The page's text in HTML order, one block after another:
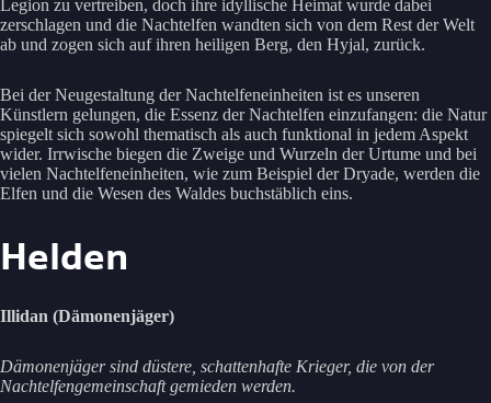
Legion zu vertreiben, doch ihre idyllische Heimat wurde dabei
zerschlagen und die Nachtelfen wandten sich von dem Rest der Welt
ab und zogen sich auf ihren heiligen Berg, den Hyjal, zurück.
Bei der Neugestaltung der Nachtelfeneinheiten ist es unseren
Künstlern gelungen, die Essenz der Nachtelfen einzufangen: die Natur
spiegelt sich sowohl thematisch als auch funktional in jedem Aspekt
wider. Irrwische biegen die Zweige und Wurzeln der Urtume und bei
vielen Nachtelfeneinheiten, wie zum Beispiel der Dryade, werden die
Elfen und die Wesen des Waldes buchstäblich eins.
Helden
Illidan (Dämonenjäger)
Dämonenjäger sind düstere, schattenhafte Krieger, die von der
Nachtelfengemeinschaft gemieden werden.